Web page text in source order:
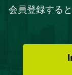
会員登録する